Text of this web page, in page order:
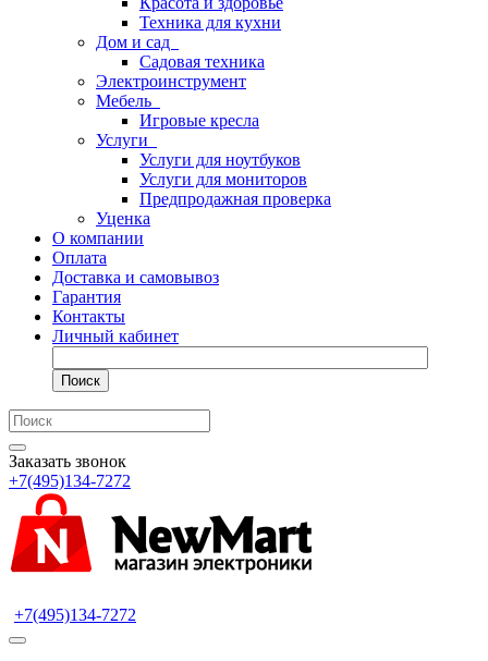
Техника для кухни
Дом и сад
Садовая техника
Электроинструмент
Мебель
Игровые кресла
Услуги
Услуги для ноутбуков
Услуги для мониторов
Предпродажная проверка
Уценка
О компании
Оплата
Доставка и самовывоз
Гарантия
Контакты
Личный кабинет
Поиск
Заказать звонок
+7(495)134-7272
+7(495)134-7272